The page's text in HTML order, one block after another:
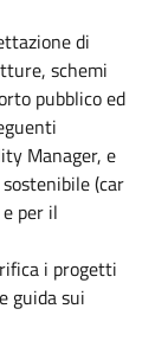
di
schemi
pubblico ed
Manager, e
(car
per il
i progetti
guida sui